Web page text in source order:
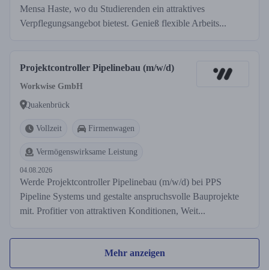
Mensa Haste, wo du Studierenden ein attraktives
Verpflegungsangebot bietest. Genieß flexible Arbeits...
Projektcontroller Pipelinebau (m/w/d)
Workwise GmbH
Quakenbrück
Vollzeit Firmenwagen
Vermögenswirksame Leistung
04.08.2026
Werde Projektcontroller Pipelinebau (m/w/d) bei PPS
Pipeline Systems und gestalte anspruchsvolle Bauprojekte
mit. Profitier von attraktiven Konditionen, Weit...
Mehr anzeigen